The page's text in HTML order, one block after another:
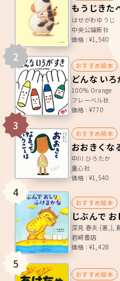
もうじきた
はせがわゆうじ
中央公論新社
価格 : ¥1,540
2
おすすめ絵本
どんな いろ
100% Orange
フレーベル社
価格 : ¥770
3
おすすめ絵本
おおきくな
中川 ひろたか
童心社
価格 : ¥1,540
4
おすすめ絵本
じぶんで
深見 春夫 (著,),
岩崎書店
価格 : ¥1,428
5
おすすめ絵本